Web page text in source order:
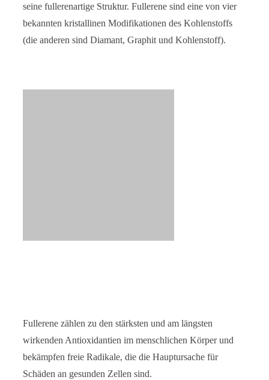
seine fullerenartige Struktur. Fullerene sind eine von vier
bekannten kristallinen Modifikationen des Kohlenstoffs
(die anderen sind Diamant, Graphit und Kohlenstoff).
Fullerene zählen zu den stärksten und am längsten
wirkenden Antioxidantien im menschlichen Körper und
bekämpfen freie Radikale, die die Hauptursache für
Schäden an gesunden Zellen sind.